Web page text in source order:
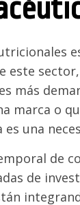
este
más
marca o
una
de
de